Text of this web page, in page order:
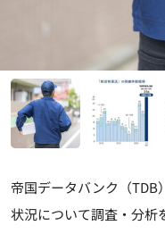
帝国データバンク（TDB
状況について調査・分析